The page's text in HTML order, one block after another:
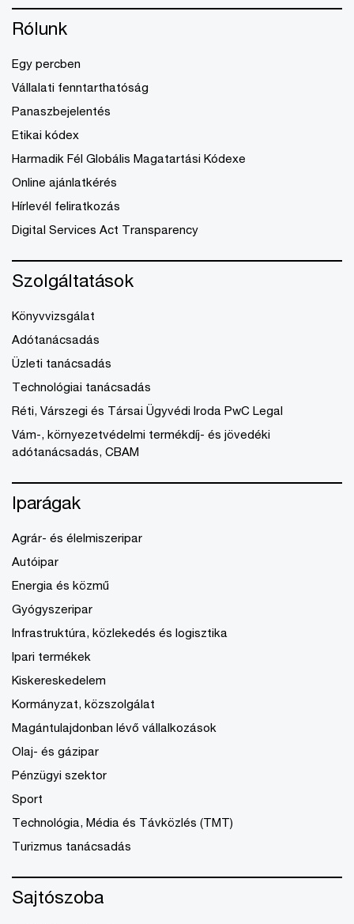
Rólunk
Egy percben
Vállalati fenntarthatóság
Panaszbejelentés
Etikai kódex
Harmadik Fél Globális Magatartási Kódexe
Online ajánlatkérés
Hírlevél feliratkozás
Digital Services Act Transparency
Szolgáltatások
Könyvvizsgálat
Adótanácsadás
Üzleti tanácsadás
Technológiai tanácsadás
Réti, Várszegi és Társai Ügyvédi Iroda PwC Legal
Vám-, környezetvédelmi termékdíj- és jövedéki
adótanácsadás, CBAM
Iparágak
Agrár- és élelmiszeripar
Autóipar
Energia és közmű
Gyógyszeripar
Infrastruktúra, közlekedés és logisztika
Ipari termékek
Kiskereskedelem
Kormányzat, közszolgálat
Magántulajdonban lévő vállalkozások
Olaj- és gázipar
Pénzügyi szektor
Sport
Technológia, Média és Távközlés (TMT)
Turizmus tanácsadás
Sajtószoba